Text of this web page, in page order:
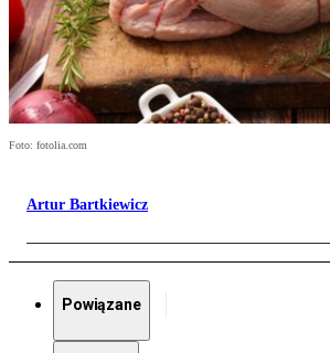
Foto: fotolia.com
Artur Bartkiewicz
Powiązane